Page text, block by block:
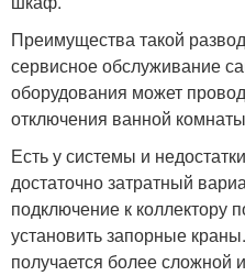
Преимущества такой
сервисное обслуживание
оборудования может
отключения ванной
Есть у системы и
достаточно затратный
подключение к коллектору
установить запорные
получается более сложной